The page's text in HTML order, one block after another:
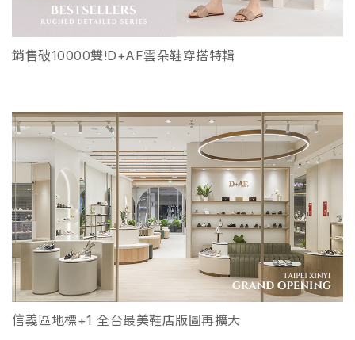
銷售破10000雙!D+AF雲朵鞋穿搭特輯
信義區地標+1 全台最美鞋店版圖再擴大